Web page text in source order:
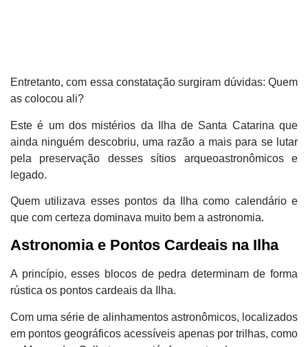
Entretanto, com essa constatação surgiram dúvidas: Quem
as colocou ali?
Este é um dos mistérios da Ilha de Santa Catarina que
ainda ninguém descobriu, uma razão a mais para se lutar
pela preservação desses sítios arqueoastronômicos e
legado.
Quem utilizava esses pontos da Ilha como calendário e
que com certeza dominava muito bem a astronomia.
Astronomia e Pontos Cardeais na Ilha
A princípio, esses blocos de pedra determinam de forma
rústica os pontos cardeais da Ilha.
Com uma série de alinhamentos astronômicos, localizados
em pontos geográficos acessíveis apenas por trilhas, como